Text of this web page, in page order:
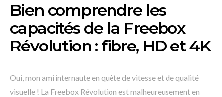
Bien comprendre les
capacités de la Freebox
Révolution : fibre, HD et 4K
Oui, mon ami internaute en quête de vitesse et de qualité
visuelle ! La Freebox Révolution est malheureusement en